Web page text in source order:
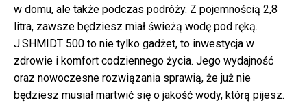
w domu, ale także podczas podróży. Z pojemnością 2,8
litra, zawsze będziesz miał świeżą wodę pod ręką.
J.SHMIDT 500 to nie tylko gadżet, to inwestycja w
zdrowie i komfort codziennego życia. Jego wydajność
oraz nowoczesne rozwiązania sprawią, że już nie
będziesz musiał martwić się o jakość wody, którą pijesz.